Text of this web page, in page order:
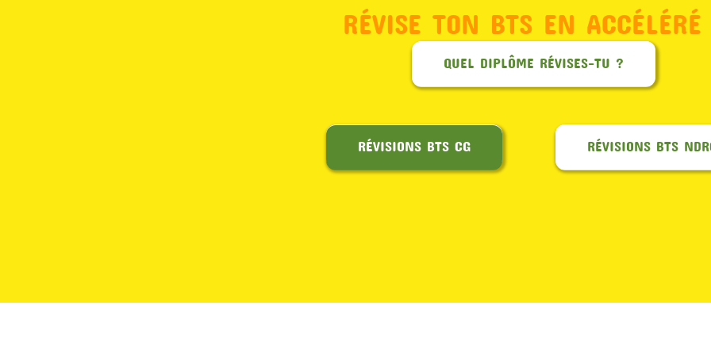
RÉVISE TON BTS EN
QUEL DIPLÔME RÉVISES-TU ?
RÉVISIONS BTS CG RÉVISIONS BTS